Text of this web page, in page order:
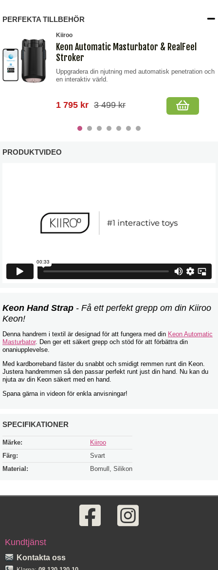
PERFEKTA TILLBEHÖR
Kiiroo
Keon Automatic Masturbator & RealFeel
Stroker
Uppgradera din njutning med automatisk penetration och
en interaktiv värld.
1 795 kr 3 499 kr
PRODUKTVIDEO
Keon Hand Strap - Få ett perfekt grepp om din Kiiroo
Keon!
Denna handrem i textil är designad för att fungera med din Keon Automatic
Masturbator. Den ger ett säkert grepp och stöd för att förbättra din
onaniupplevelse.
Med kardborreband fäster du snabbt och smidigt remmen runt din Keon.
Justera handremmen så den passar perfekt runt just din hand. Nu kan du
njuta av din Keon säkert med en hand.
Spana gärna in videon för enkla anvisningar!
SPECIFIKATIONER
Märke:
Kiiroo
Färg:
Svart
Material:
Bomull, Silikon
Kundtjänst
Kontakta oss